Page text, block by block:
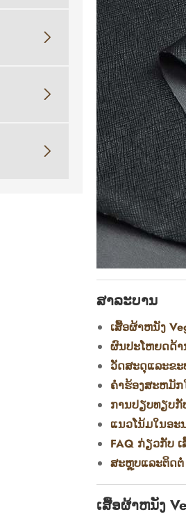



ສາລະບານ
ເສື້ອຜ້າຫນັງ
ຜົນປະໂຫຍດດ້າ
ວັດສະດຸແລະຂ
ຄໍາຮ້ອງສະຫມັ
ການປຽບທຽບກັ
ແນວໂນ້ມໃນອະ
FAQ ກ່ຽວກັບ
ສະຫຼຸບແລະຕິດຕໍ່
ເສື້ອຜ້າຫນັງ